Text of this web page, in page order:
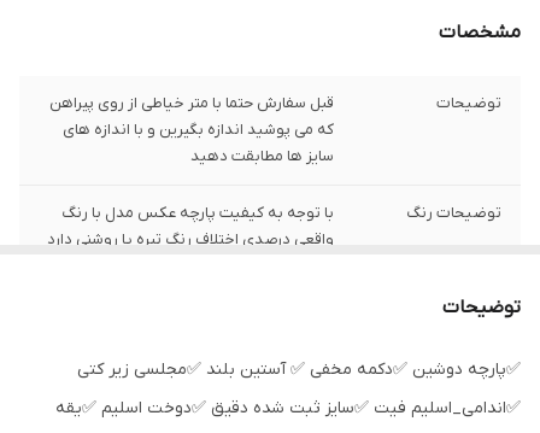
مشخصات
توضیحات
قبل سفارش حتما با متر خیاطی از روی پیراهن
که می پوشید اندازه بگیرین و با اندازه های
سایز ها مطابقت دهید
توضیحات رنگ
با توجه به کیفیت پارچه عکس مدل با رنگ
واقعی درصدی اختلاف رنگ تیره یا روشنی دارد
شیوه اندازه گیری
طول آستین66 سانت ، طول لباس 76سانت
توضیحات
✅پارچه دوشین ✅دکمه مخفی ✅ آستین بلند ✅مجلسی زیر کتی
✅اندامی_اسلیم فیت ✅سایز ثبت شده دقیق ✅دوخت اسلیم ✅یقه